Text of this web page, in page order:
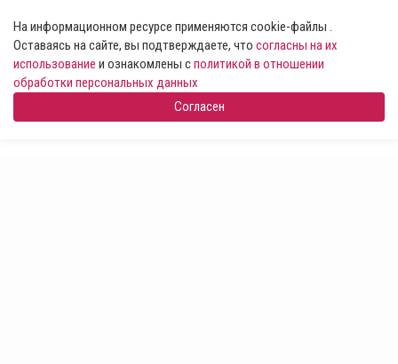
На информационном ресурсе применяются cookie-файлы .
Оставаясь на сайте, вы подтверждаете, что согласны на их
использование и ознакомлены сполитикой в отношении
обработки персональных данных
Согласен